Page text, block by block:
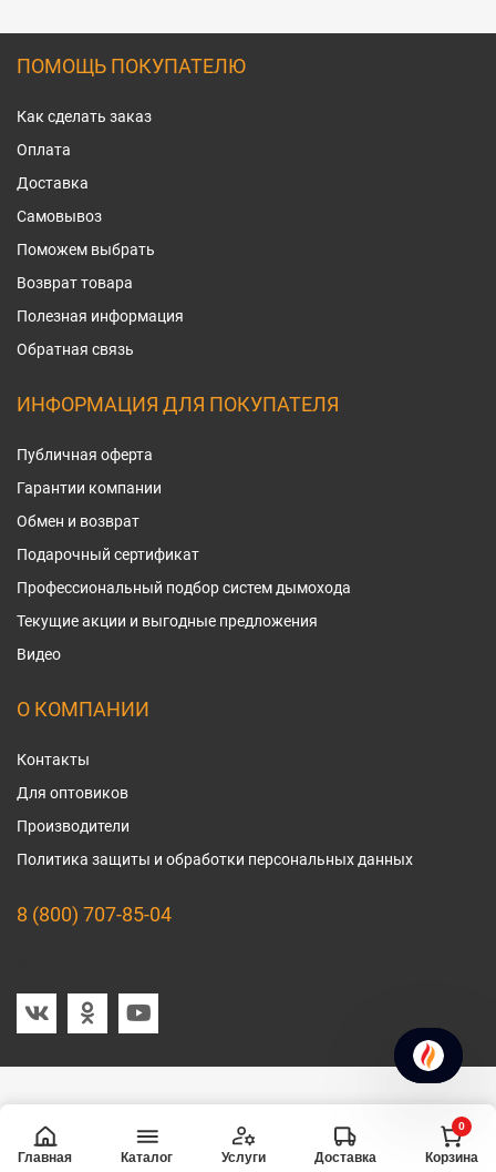
Главная Каталог Услуги Доставка
0
Корзина
ПОМОЩЬ ПОКУПАТЕЛЮ
Как сделать заказ
Оплата
Доставка
Самовывоз
Поможем выбрать
Возврат товара
Полезная информация
Обратная связь
ИНФОРМАЦИЯ ДЛЯ ПОКУПАТЕЛЯ
Публичная оферта
Гарантии компании
Обмен и возврат
Подарочный сертификат
Профессиональный подбор систем дымохода
Текущие акции и выгодные предложения
Видео
О КОМПАНИИ
Контакты
Для оптовиков
Производители
Политика защиты и обработки персональных данных
8 (800) 707-85-04